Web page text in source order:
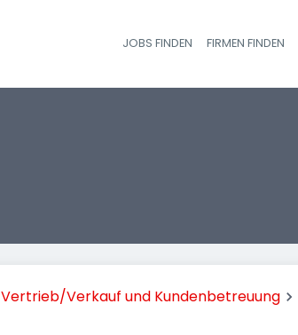
JOBS FINDEN FIRMEN FINDEN
Vertrieb/Verkauf und Kundenbetreuung